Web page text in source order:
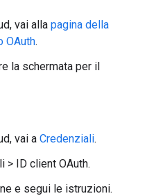
vai alla pagina della
OAuth.
la schermata per il
vai a Credenziali.
> ID client OAuth.
e segui le istruzioni.